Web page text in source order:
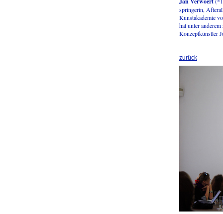
springerin,
Kunstakademie
hat unter
Konzeptkünstler
zurück